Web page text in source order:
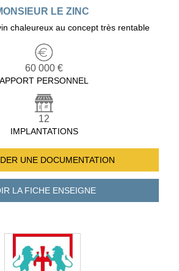
LE ZINC
chaleureux au concept très rentable
60 000 €
APPORT PERSONNEL
12
IMPLANTATIONS
UNE DOCUMENTATION
LA FICHEENSEIGNE